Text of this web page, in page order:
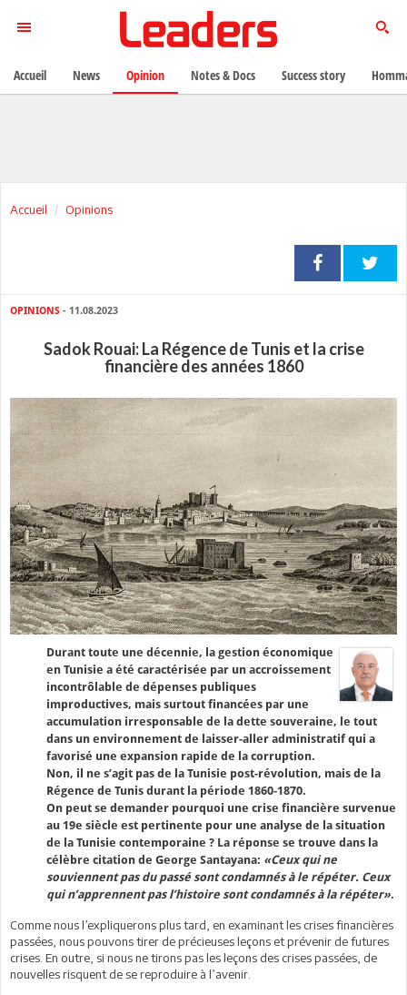
Accueil Opinions
OPINIONS - 11.08.2023
Sadok Rouai: La Régence de Tunis et la crise
financière des années 1860
Durant toute une décennie, la gestion économique
en Tunisie a été caractérisée par un accroissement
incontrôlable de dépenses publiques
improductives, mais surtout financées par une
accumulation irresponsable de la dette souveraine, le tout
dans un environnement de laisser-aller administratif qui a
favorisé une expansion rapide de la corruption.
Non, il ne s’agit pas de la Tunisie post-révolution, mais de la
Régence de Tunis durant la période 1860-1870.
On peut se demander pourquoi une crise financière survenue
au 19e siècle est pertinente pour une analyse de la situation
de la Tunisie contemporaine ? La réponse se trouve dans la
célèbre citation de George Santayana: «Ceux qui ne
souviennent pas du passé sont condamnés à le répéter. Ceux
qui n’apprennent pas l’histoire sont condamnés à la répéter».
Comme nous l’expliquerons plus tard, en examinant les crises financières
passées, nous pouvons tirer de précieuses leçons et prévenir de futures
crises. En outre, si nous ne tirons pas les leçons des crises passées, de
nouvelles risquent de se reproduire à l’avenir.
Accueil News Opinion Notes & Docs Success story